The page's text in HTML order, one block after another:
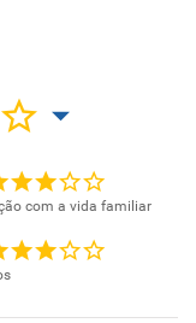
com a vida familiar